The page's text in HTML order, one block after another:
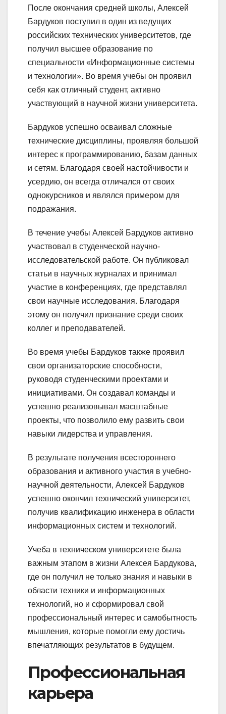
После окончания средней школы, Алексей
Бардуков поступил в один из ведущих
российских технических университетов, где
получил высшее образование по
специальности «Информационные системы
и технологии». Во время учебы он проявил
себя как отличный студент, активно
участвующий в научной жизни университета.
Бардуков успешно осваивал сложные
технические дисциплины, проявляя большой
интерес к программированию, базам данных
и сетям. Благодаря своей настойчивости и
усердию, он всегда отличался от своих
однокурсников и являлся примером для
подражания.
В течение учебы Алексей Бардуков активно
участвовал в студенческой научно-
исследовательской работе. Он публиковал
статьи в научных журналах и принимал
участие в конференциях, где представлял
свои научные исследования. Благодаря
этому он получил признание среди своих
коллег и преподавателей.
Во время учебы Бардуков также проявил
свои организаторские способности,
руководя студенческими проектами и
инициативами. Он создавал команды и
успешно реализовывал масштабные
проекты, что позволило ему развить свои
навыки лидерства и управления.
В результате получения всестороннего
образования и активного участия в учебно-
научной деятельности, Алексей Бардуков
успешно окончил технический университет,
получив квалификацию инженера в области
информационных систем и технологий.
Учеба в техническом университете была
важным этапом в жизни Алексея Бардукова,
где он получил не только знания и навыки в
области техники и информационных
технологий, но и сформировал свой
профессиональный интерес и самобытность
мышления, которые помогли ему достичь
впечатляющих результатов в будущем.
Профессиональная
карьера